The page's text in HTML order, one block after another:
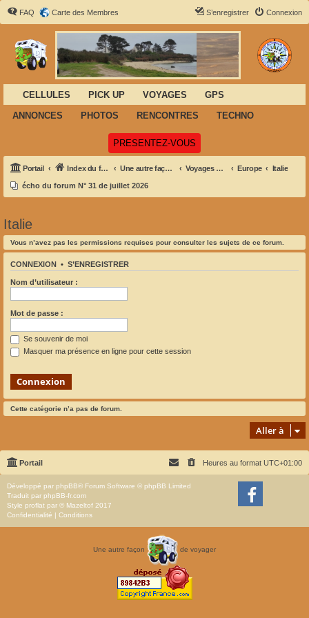
FAQ Carte des Membres Connexion
S’enregistrer
CELLULES PICK UP VOYAGES
GPS
ANNONCES
PHOTOS RENCONTRES TECHNO
PRESENTEZ-VOUS
Portail Index du forum Une autre façon de voyager Voyages et Aventures Europe Italie
écho du forum N° 31 de juillet 2026
Italie
Vous n’avez pas les permissions requises pour consulter les sujets de ce forum.
CONNEXION • S’ENREGISTRER
Nom d’utilisateur :
Mot de passe :
Se souvenir de moi
Masquer ma présence en ligne pour cette session
Cette catégorie n’a pas de forum.
Aller à
Portail Heures au format UTC+01:00
Développé par phpBB® Forum Software © phpBB Limited
Traduit par phpBB-fr.com
Style proflat par © Mazeltof 2017
Confidentialité | Conditions
Une autre façon de voyager